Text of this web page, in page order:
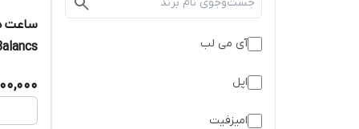
آی می لب
اپل
امیزفیت
ساعت